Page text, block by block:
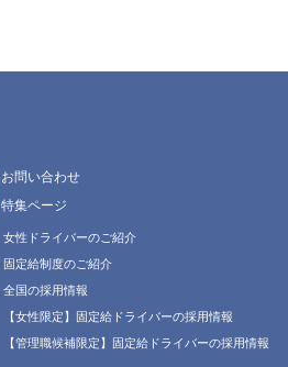
お問い合わせ
特集ページ
女性ドライバーのご紹介
固定給制度のご紹介
全国の採用情報
【女性限定】固定給ドライバーの採用情報
【管理職候補限定】固定給ドライバーの採用情報